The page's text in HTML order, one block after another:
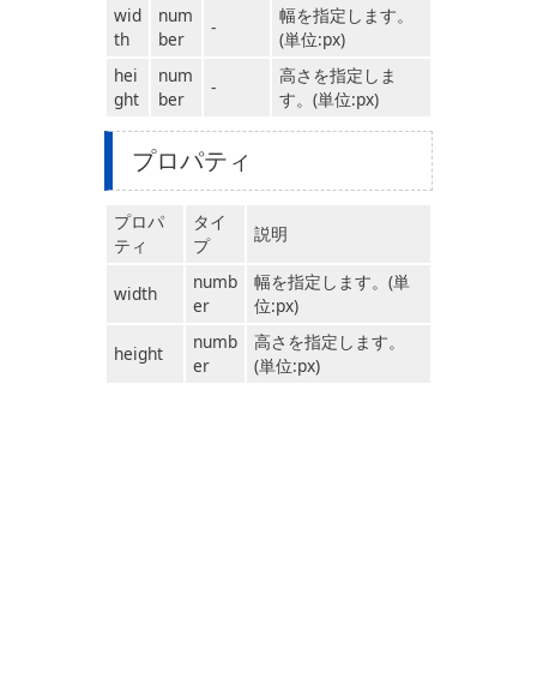
wid
th
num
ber
-
幅を指定します。
(単位:px)
hei
ght
num
ber
-
高さを指定しま
す。(単位:px)
プロパティ
プロパ
ティ
タイ
プ
説明
width
numb
er
幅を指定します。(単
位:px)
height
numb
er
高さを指定します。
(単位:px)